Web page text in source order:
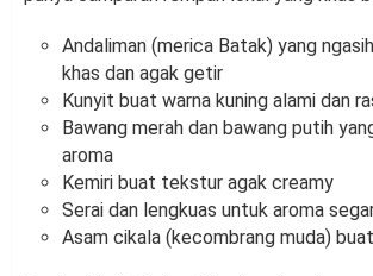
Andaliman (merica Batak) yang
khas dan agak getir
Kunyit buat warna kuning alami dan
Bawang merah dan bawang putih
aroma
Kemiri buat tekstur agak creamy
Serai dan lengkuas untuk aroma
Asam cikala (kecombrang muda)